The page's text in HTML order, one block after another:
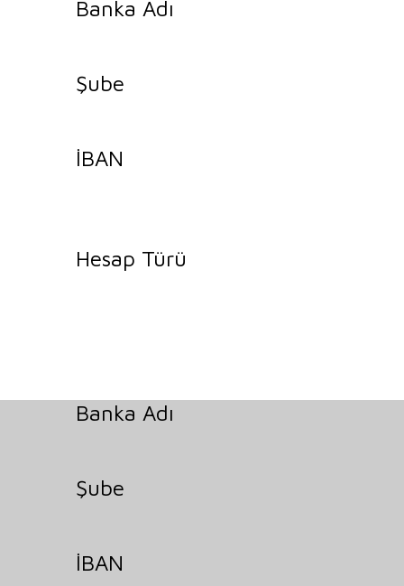
Banka Adı
Şube
İBAN
Hesap Türü
Banka Adı
Şube
İBAN